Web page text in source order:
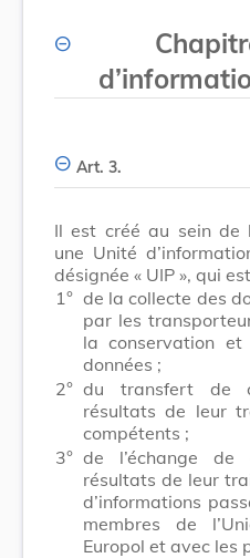
Art. 3.
Il est créé au sein de
une Unité
désignée « UIP », qui
1° de la collecte des
par les
la conservation
données ;
2° du transfert de
résultats de leur
compétents ;
3° de l’échange
résultats de leur
d’informations
membres de
Europol et avec les